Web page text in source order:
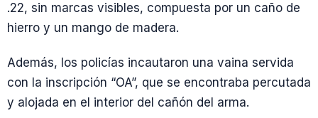
.22, sin marcas visibles, compuesta por un caño de
hierro y un mango de madera.
Además, los policías incautaron una vaina servida
con la inscripción “OA”, que se encontraba percutada
y alojada en el interior del cañón del arma.